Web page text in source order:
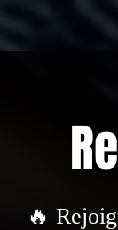
🔥